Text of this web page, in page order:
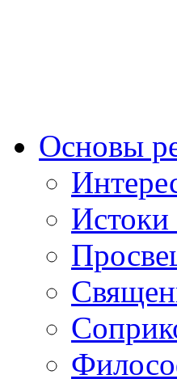
Основы
Истоки